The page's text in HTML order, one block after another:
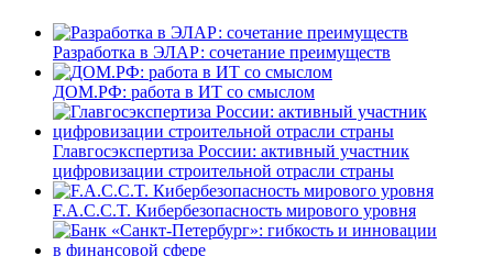
Разработка в ЭЛАР: сочетание преимуществ
ДОМ.РФ: работа в ИТ со смыслом
Главгосэкспертиза России: активный участник
цифровизации строительной отрасли страны
F.A.C.C.T. Кибербезопасность мирового уровня